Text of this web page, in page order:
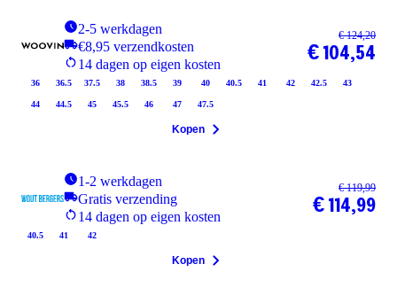
2-5 werkdagen
€8,95 verzendkosten
14 dagen op eigen kosten
36 36.5 37.5 38 38.5 39 40 40.5 41 42 42.5 43
44 44.5 45 45.5 46 47 47.5
€ 124,20
€ 104,54
Kopen
1-2 werkdagen
Gratis verzending
14 dagen op eigen kosten
40.5 41 42
€ 119,99
€ 114,99
Kopen